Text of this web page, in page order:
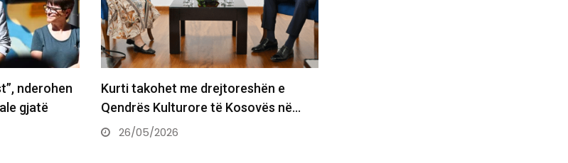
nderohen
gjatë
Kurti takohet me drejtoreshën e
Qendrës Kulturore të Kosovës në…
26/05/2026